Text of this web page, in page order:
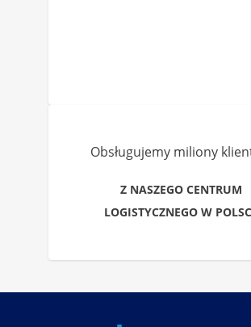
Obsługujemy miliony
Z NASZEGO CENTRUM
LOGISTYCZNEGO W